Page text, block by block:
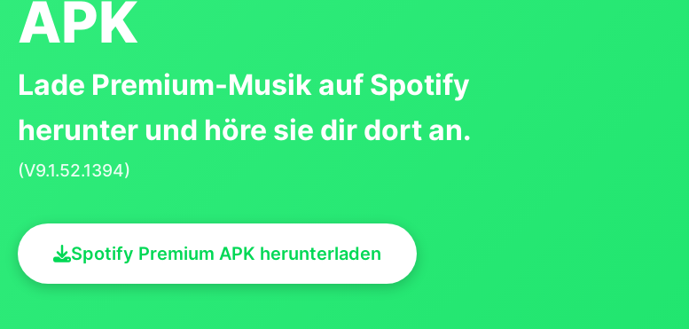
APK
Lade Premium-Musik auf Spotify
herunter und höre sie dir dort an.
(V9.1.52.1394)
Spotify Premium APK herunterladen